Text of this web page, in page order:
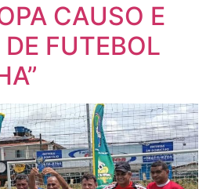
CAUSO E
FUTEBOL